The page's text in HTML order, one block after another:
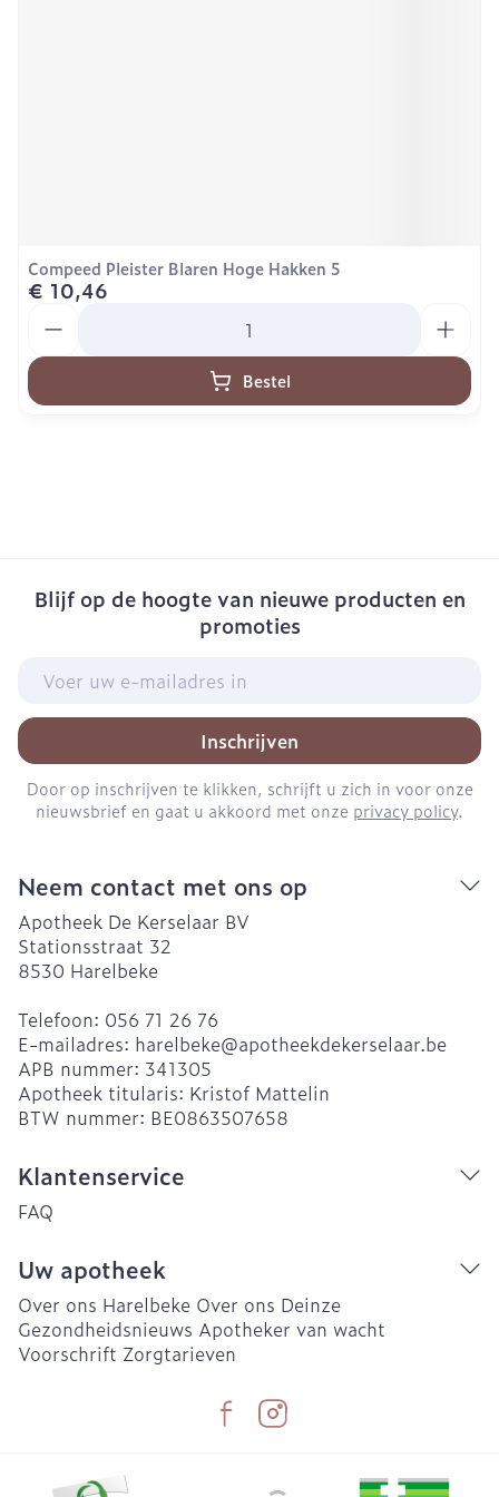
Compeed Pleister Blaren Hoge Hakken 5
€ 10,46
Bestel
Blijf op de hoogte van nieuwe producten en
promoties
Inschrijven
Door op inschrijven te klikken, schrijft u zich in voor onze
nieuwsbrief en gaat u akkoord met onze privacy policy.
Neem contact met ons op
Apotheek De Kerselaar BV
Stationsstraat 32
8530 Harelbeke
Telefoon: 056 71 26 76
E-mailadres: harelbeke@apotheekdekerselaar.be
APB nummer: 341305
Apotheek titularis: Kristof Mattelin
BTW nummer: BE0863507658
Klantenservice
FAQ
Uw apotheek
Over ons Harelbeke Over ons Deinze
Gezondheidsnieuws Apotheker van wacht
Voorschrift Zorgtarieven